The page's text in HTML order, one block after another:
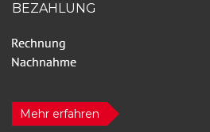
BEZAHLUNG
Mehr erfahren